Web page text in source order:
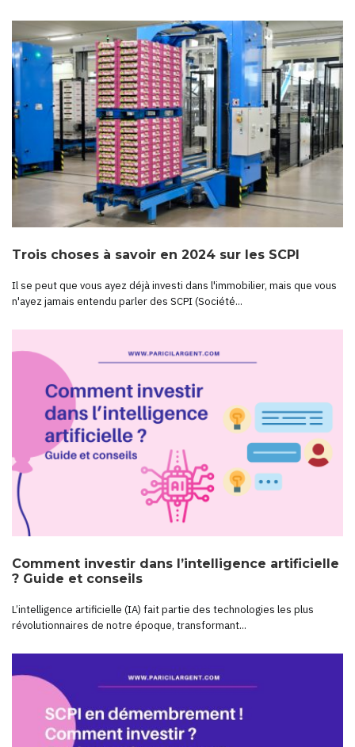
Trois choses à savoir en 2024 sur les SCPI
Il se peut que vous ayez déjà investi dans l'immobilier, mais que vous
n'ayez jamais entendu parler des SCPI (Société...
Comment investir dans l’intelligence artificielle
? Guide et conseils
L’intelligence artificielle (IA) fait partie des technologies les plus
révolutionnaires de notre époque, transformant...